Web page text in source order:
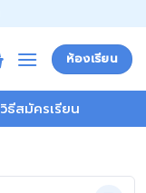
ห้องเรียน
วิธีสมัครเรียน